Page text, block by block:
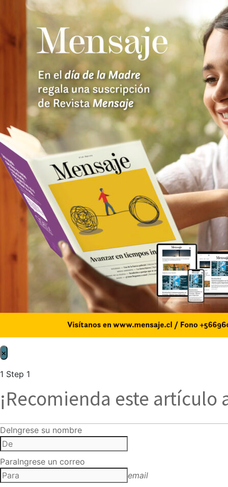
×
1 Step 1
¡Recomienda este artículo
DeIngrese su nombre
ParaIngrese un correo
email